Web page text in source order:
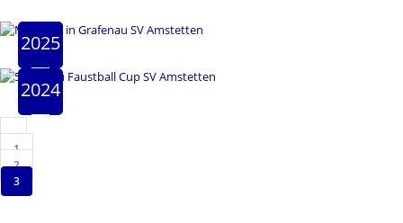
2025
2024
1
2
3